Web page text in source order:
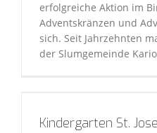
erfolgreiche Aktion im
Adventskränzen und
sich. Seit Jahrzehnten
der Slumgemeinde
Kindergarten St.